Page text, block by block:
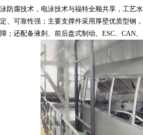
泳防腐技术，电泳技术与福特全顺共享，工艺
定、可靠性强；主要支撑件采用厚壁优质型钢
障；还配备液刹、前后盘式制动、ESC、CAN